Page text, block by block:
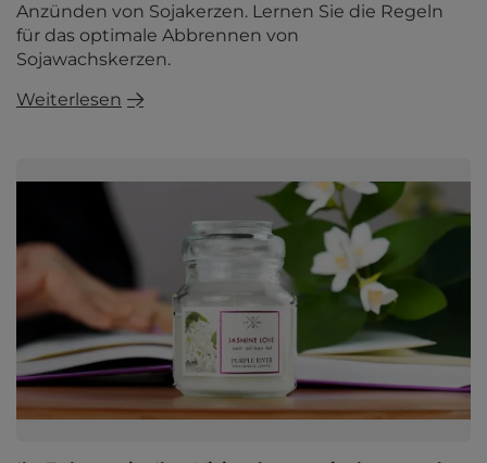
Anzünden von Sojakerzen. Lernen Sie die Regeln
für das optimale Abbrennen von
Sojawachskerzen.
Weiterlesen